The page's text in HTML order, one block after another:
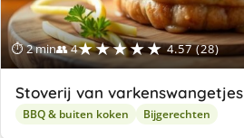
⏱ 2 min👥 4★★★★★ 4.57 (28)
Stoverij van varkenswangetjes
BBQ & buiten koken Bijgerechten